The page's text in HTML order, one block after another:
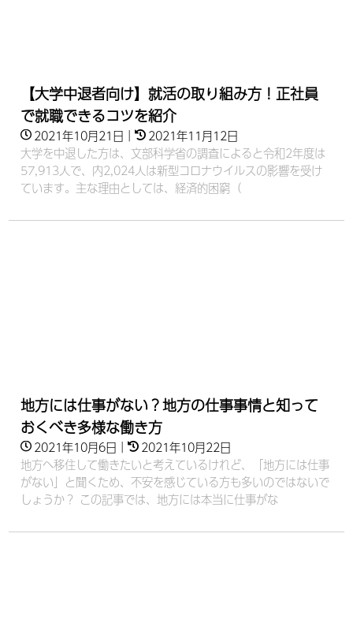
【大学中退者向け】就活の取り組み方！正社員
で就職できるコツを紹介
2021年10月21日 ｜
2021年11月12日
大学を中退した方は、文部科学省の調査によると令和2年度は
57,913人で、内2,024人は新型コロナウイルスの影響を受け
ています。主な理由としては、経済的困窮（
地方には仕事がない？地方の仕事事情と知って
おくべき多様な働き方
2021年10月6日 ｜
2021年10月22日
地方へ移住して働きたいと考えているけれど、「地方には仕事
がない」と聞くため、不安を感じている方も多いのではないで
しょうか？ この記事では、地方には本当に仕事がな